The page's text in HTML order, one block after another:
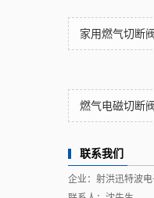
家用燃气切断阀
燃气电磁切断阀
联系我们
企业：射洪迅特波